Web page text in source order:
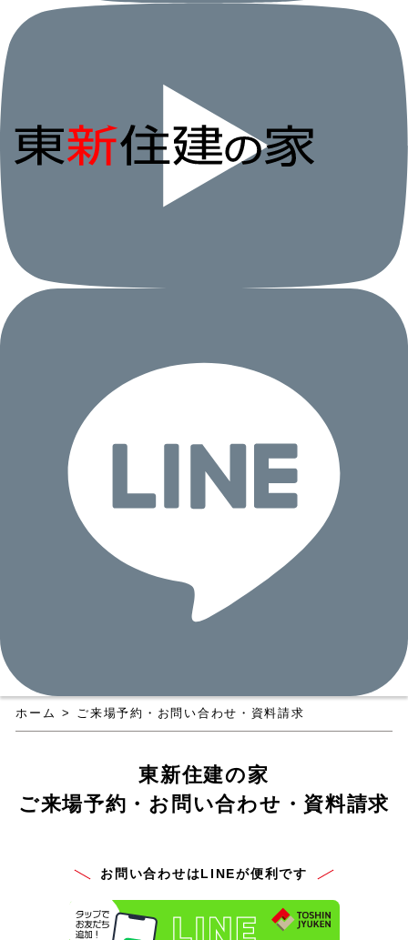
ホーム > ご来場予約・お問い合わせ・資料請求
東新住建の家
ご来場予約・お問い合わせ・資料請求
お問い合わせはLINEが便利です